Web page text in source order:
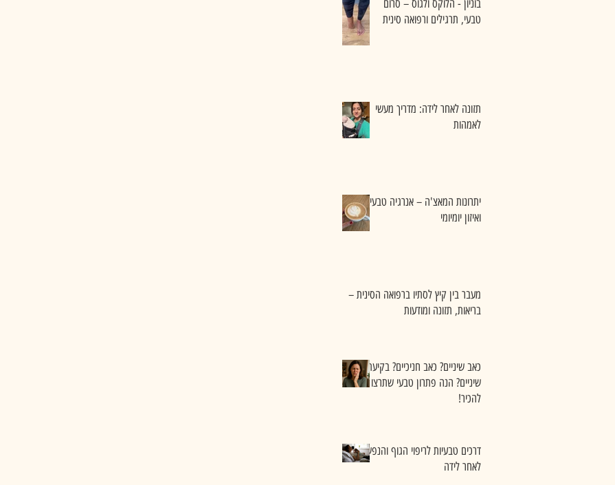
בוניון - הלוקס ולגוס – סרום
טבעי, תרגילים ורפואה סינית
תזונה לאחר לידה: מדריך מעשי
לאמהות
יתרונות המאצ'ה – אנרגיה טבעית
ואיזון יומיומי
מעבר בין קיץ לסתיו ברפואה הסינית –
בריאות, תזונה ומודעות
כאב שיניים? כאב חניכיים? בקיעת
שיניים? הנה פתרון טבעי שתרצו
להכיר!
דרכים טבעיות לריפוי הגוף והנפש
לאחר לידה